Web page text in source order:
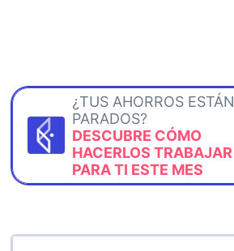
¿TUS AHORROS ESTÁN
PARADOS?
DESCUBRE CÓMO
HACERLOS TRABAJAR
PARA TI ESTE MES